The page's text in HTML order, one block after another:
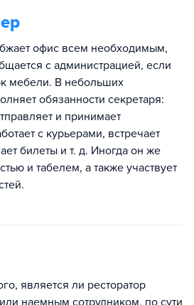
офис всем необходимым,
с администрацией, если
мебели. В небольших
обязанности секретаря:
и принимает
с курьерами, встречает
билеты и т. д. Иногда он же
и табелем, а также участвует
является ли ресторатор